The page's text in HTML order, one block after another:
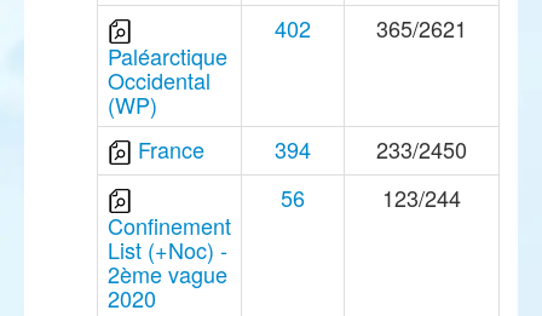
Paléarctique
Occidental
(WP)
402 365/2621
France 394 233/2450
Confinement
List (+Noc) -
2ème vague
2020
56 123/244